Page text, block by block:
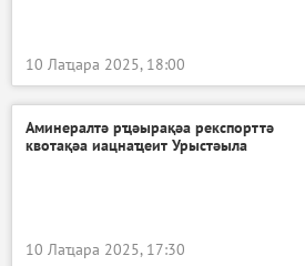
10 Лаҵара 2025, 18:00
Аминералтә рҵәырақәа рекспорттә
квотақәа иацнаҵеит Урыстәыла
10 Лаҵара 2025, 17:30